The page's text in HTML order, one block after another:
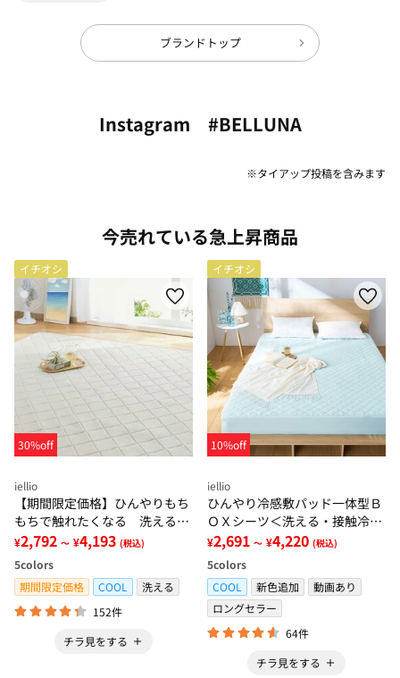
ブランドトップ
Instagram #BELLUNA
※タイアップ投稿を含みます
今売れている急上昇商品
イチオシ
30%off
iellio
【期間限定価格】ひんやりもち
もちで触れたくなる 洗えるラ
グ＜低反発・滑りにくい・接触
冷感・防ダニ・カーペット＞
¥2,792 ～ ¥4,193 (税込)
5colors
期間限定価格
COOL
洗える
152件
チラ見をする
イチオシ
10%off
iellio
ひんやり冷感敷パッド一体型Ｂ
ＯＸシーツ＜洗える・接触冷
感・抗菌防臭・時短・家事楽・
ボックスシーツ・寝苦しさ対策
＞
¥2,691 ～ ¥4,220 (税込)
5colors
COOL
新色追加
動画あり
ロングセラー
64件
チラ見をする